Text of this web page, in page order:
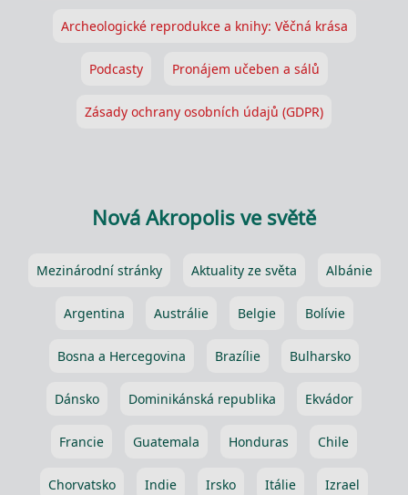
Archeologické reprodukce a knihy: Věčná krása
Podcasty Pronájem učeben a sálů
Zásady ochrany osobních údajů (GDPR)
Nová Akropolis ve světě
Mezinárodní stránky Aktuality ze světa Albánie
Argentina Austrálie Belgie Bolívie
Bosna a Hercegovina Brazílie Bulharsko
Dánsko Dominikánská republika Ekvádor
Francie Guatemala Honduras Chile
Chorvatsko Indie Irsko Itálie Izrael